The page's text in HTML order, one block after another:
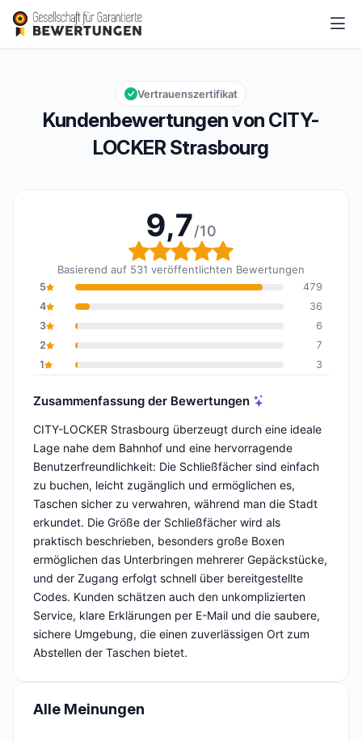
CITY-LOCKER Strasbourg
Gesamtbewertung: 9,7 von 10
9,7/10
Kundenbewertungen von CITY-
LOCKER Strasbourg
Vertrauenszertifikat
9,7/10
Gesamtbewertung: 9,7
Basierend auf 531 veröffentlichten Bewertungen
5
479
4
36
3
6
2
7
1
3
Zusammenfassung der Bewertungen
CITY-LOCKER Strasbourg überzeugt durch eine ideale
Lage nahe dem Bahnhof und eine hervorragende
Benutzerfreundlichkeit: Die Schließfächer sind einfach
zu buchen, leicht zugänglich und ermöglichen es,
Taschen sicher zu verwahren, während man die Stadt
erkundet. Die Größe der Schließfächer wird als
praktisch beschrieben, besonders große Boxen
ermöglichen das Unterbringen mehrerer Gepäckstücke,
und der Zugang erfolgt schnell über bereitgestellte
Codes. Kunden schätzen auch den unkomplizierten
Service, klare Erklärungen per E-Mail und die saubere,
sichere Umgebung, die einen zuverlässigen Ort zum
Abstellen der Taschen bietet.
Alle Meinungen